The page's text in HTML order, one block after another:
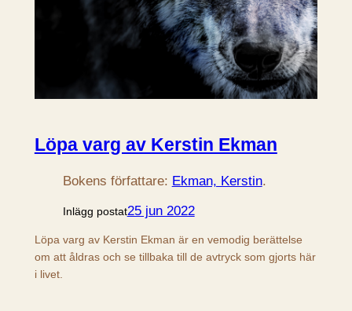
Löpa varg av Kerstin Ekman
Bokens författare: Ekman, Kerstin.
Inlägg postat25 jun 2022
Löpa varg av Kerstin Ekman är en vemodig berättelse
om att åldras och se tillbaka till de avtryck som gjorts här
i livet.